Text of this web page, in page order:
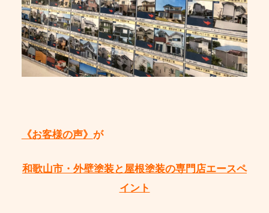
《お客様の声》 が
和歌山市・外壁塗装と屋根塗装の専門店エースペ
イント